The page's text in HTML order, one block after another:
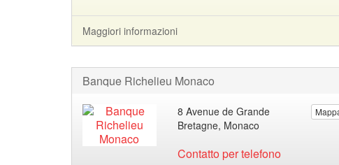
Maggiori informazioni
Banque Richelieu Monaco
8 Avenue de Grande
Bretagne, Monaco
Contatto per telefono